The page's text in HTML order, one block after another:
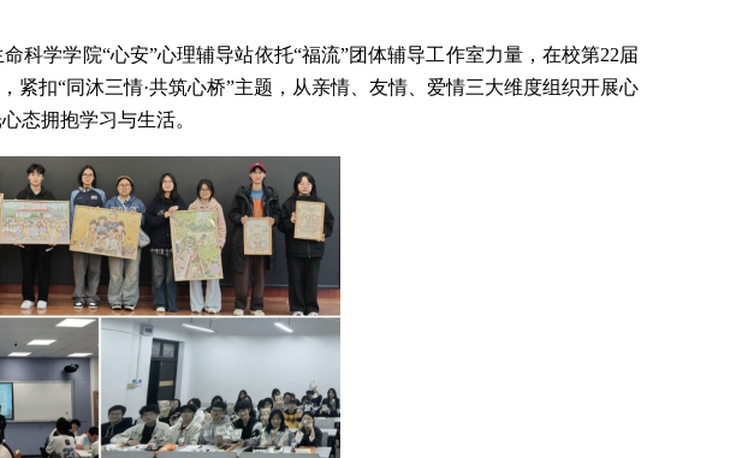
科学学院“心安”心理辅导站依托“福流”团体辅导工作室力量，在校第22届
紧扣“同沐三情·共筑心桥”主题，从亲情、友情、爱情三大维度组织开展心
态拥抱学习与生活。